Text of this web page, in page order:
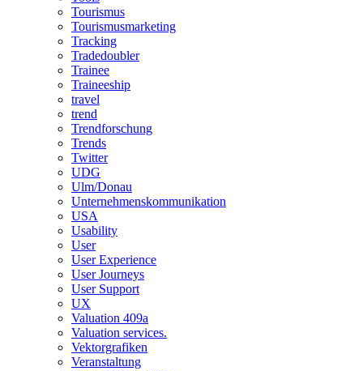
Tourismus
Tourismusmarketing
Tracking
Tradedoubler
Trainee
Traineeship
travel
trend
Trendforschung
Trends
Twitter
UDG
Ulm/Donau
Unternehmenskommunikation
USA
Usability
User
User Experience
User Journeys
User Support
UX
Valuation 409a
Valuation services.
Vektorgrafiken
Veranstaltung